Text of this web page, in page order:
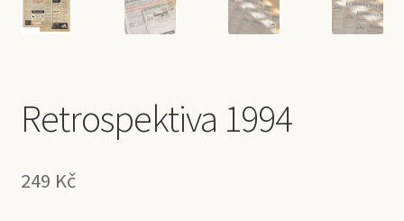
Retrospektiva 1994
249 Kč